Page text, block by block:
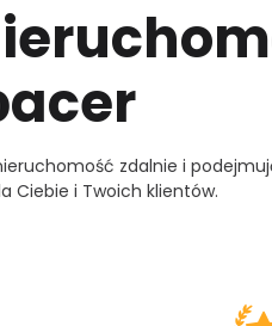
zdalnie i
Ciebie i Twoich klientów.